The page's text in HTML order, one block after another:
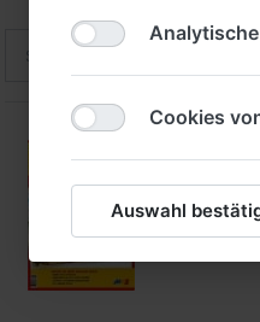
Sortiere nach
* Preise
Cookies
Auswahl